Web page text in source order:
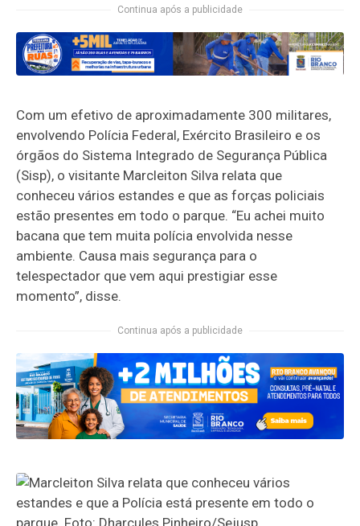
Continua após a publicidade
Com um efetivo de aproximadamente 300 militares,
envolvendo Polícia Federal, Exército Brasileiro e os
órgãos do Sistema Integrado de Segurança Pública
(Sisp), o visitante Marcleiton Silva relata que
conheceu vários estandes e que as forças policiais
estão presentes em todo o parque. “Eu achei muito
bacana que tem muita polícia envolvida nesse
ambiente. Causa mais segurança para o
telespectador que vem aqui prestigiar esse
momento”, disse.
Continua após a publicidade